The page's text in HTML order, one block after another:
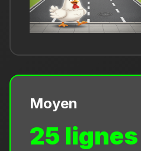
Moyen
25 lignes